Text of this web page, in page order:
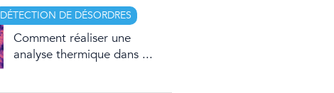
DÉTECTION DE DÉSORDRES
Comment réaliser une
analyse thermique dans ...